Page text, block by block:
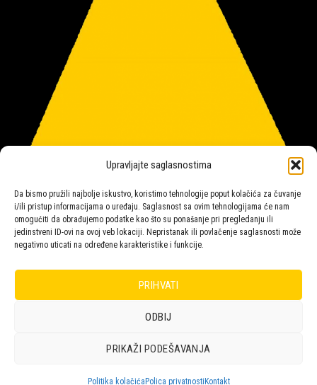
Upravljajte saglasnostima
Da bismo pružili najbolje iskustvo, koristimo tehnologije poput kolačića za čuvanje
i/ili pristup informacijama o uređaju. Saglasnost sa ovim tehnologijama će nam
omogućiti da obrađujemo podatke kao što su ponašanje pri pregledanju ili
jedinstveni ID-ovi na ovoj veb lokaciji. Nepristanak ili povlačenje saglasnosti može
negativno uticati na određene karakteristike i funkcije.
PRIHVATI
ODBIJ
PRIKAŽI PODEŠAVANJA
Politika kolačića Polica privatnosti Kontakt